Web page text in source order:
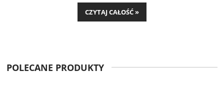
CZYTAJ CAŁOŚĆ »
POLECANE PRODUKTY